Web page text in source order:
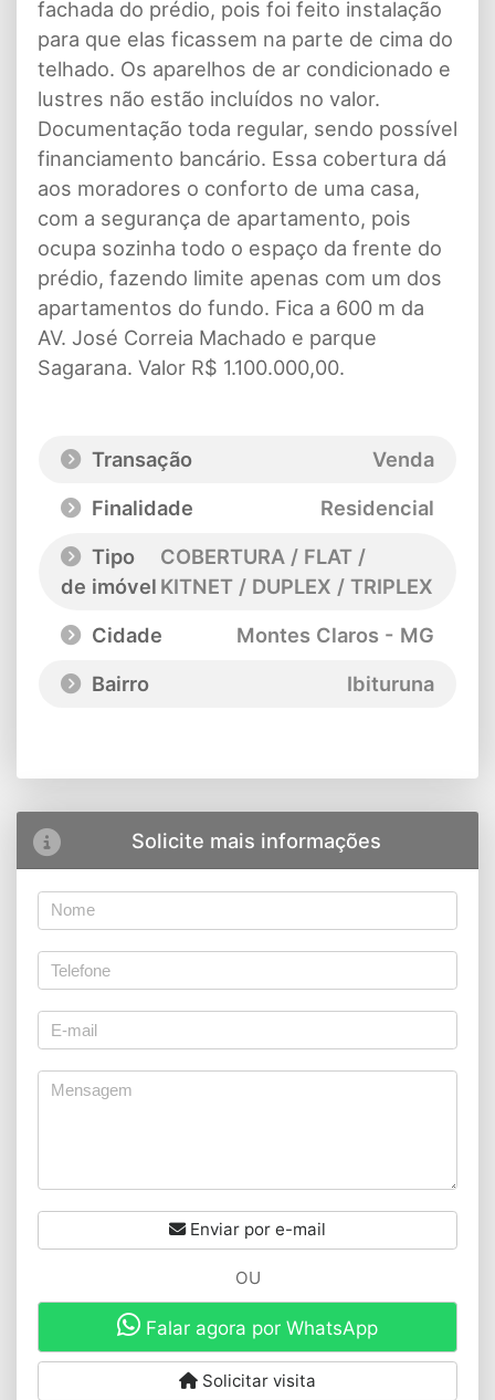
fachada do prédio, pois foi feito instalação
para que elas ficassem na parte de cima do
telhado. Os aparelhos de ar condicionado e
lustres não estão incluídos no valor.
Documentação toda regular, sendo possível
financiamento bancário. Essa cobertura dá
aos moradores o conforto de uma casa,
com a segurança de apartamento, pois
ocupa sozinha todo o espaço da frente do
prédio, fazendo limite apenas com um dos
apartamentos do fundo. Fica a 600 m da
AV. José Correia Machado e parque
Sagarana. Valor R$ 1.100.000,00.
Transação
Venda
Finalidade
Residencial
Tipo
de imóvel
COBERTURA / FLAT /
KITNET / DUPLEX / TRIPLEX
Cidade
Montes Claros - MG
Bairro
Ibituruna
Solicite mais informações
Enviar por e-mail
OU
Falar agora por WhatsApp
Solicitar visita